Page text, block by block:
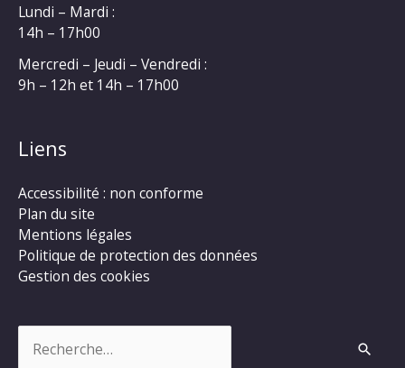
Lundi – Mardi :
14h – 17h00
Mercredi – Jeudi – Vendredi :
9h – 12h et 14h – 17h00
Liens
Accessibilité : non conforme
Plan du site
Mentions légales
Politique de protection des données
Gestion des cookies